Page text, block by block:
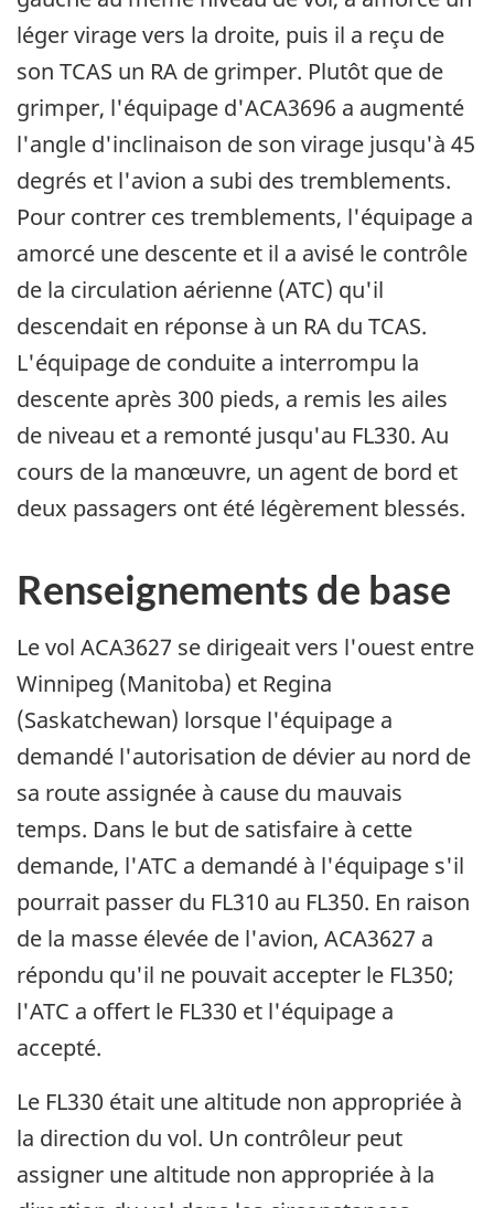
léger virage vers la droite, puis il a reçu de
son TCAS un RA de grimper. Plutôt que de
grimper, l'équipage d'ACA3696 a augmenté
l'angle d'inclinaison de son virage jusqu'à 45
degrés et l'avion a subi des tremblements.
Pour contrer ces tremblements, l'équipage a
amorcé une descente et il a avisé le contrôle
de la circulation aérienne (ATC) qu'il
descendait en réponse à un RA du TCAS.
L'équipage de conduite a interrompu la
descente après 300 pieds, a remis les ailes
de niveau et a remonté jusqu'au FL330. Au
cours de la manœuvre, un agent de bord et
deux passagers ont été légèrement blessés.
Renseignements de base
Le vol ACA3627 se dirigeait vers l'ouest entre
Winnipeg (Manitoba) et Regina
(Saskatchewan) lorsque l'équipage a
demandé l'autorisation de dévier au nord de
sa route assignée à cause du mauvais
temps. Dans le but de satisfaire à cette
demande, l'ATC a demandé à l'équipage s'il
pourrait passer du FL310 au FL350. En raison
de la masse élevée de l'avion, ACA3627 a
répondu qu'il ne pouvait accepter le FL350;
l'ATC a offert le FL330 et l'équipage a
accepté.
Le FL330 était une altitude non appropriée à
la direction du vol. Un contrôleur peut
assigner une altitude non appropriée à la